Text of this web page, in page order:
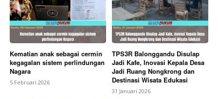
Kematian anak sebagai cermin
kegagalan sistem perlindungan
Nagara
5 Februari 2026
TPS3R Balonggandu Disulap
Jadi Kafe, Inovasi Kepala Desa
Jadi Ruang Nongkrong dan
Destinasi Wisata Edukasi
31 Januari 2026